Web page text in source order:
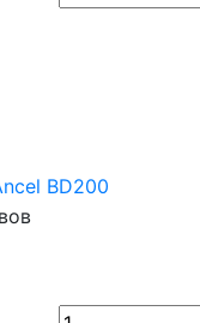
BD200